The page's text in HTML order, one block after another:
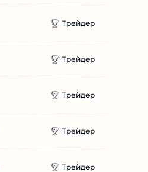
Трейдер
Трейдер
Трейдер
Трейдер
Трейдер